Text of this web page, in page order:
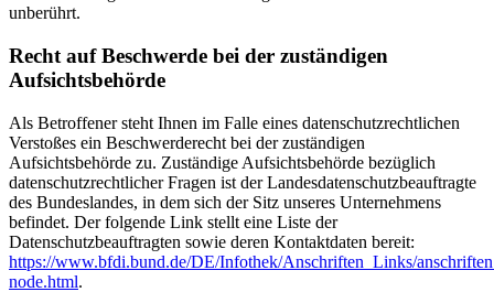
unberührt.
Recht auf Beschwerde bei der zuständigen
Aufsichtsbehörde
Als Betroffener steht Ihnen im Falle eines datenschutzrechtlichen
Verstoßes ein Beschwerderecht bei der zuständigen
Aufsichtsbehörde zu. Zuständige Aufsichtsbehörde bezüglich
datenschutzrechtlicher Fragen ist der Landesdatenschutzbeauftragte
des Bundeslandes, in dem sich der Sitz unseres Unternehmens
befindet. Der folgende Link stellt eine Liste der
Datenschutzbeauftragten sowie deren Kontaktdaten bereit:
https://www.bfdi.bund.de/DE/Infothek/Anschriften_Links/
node.html.